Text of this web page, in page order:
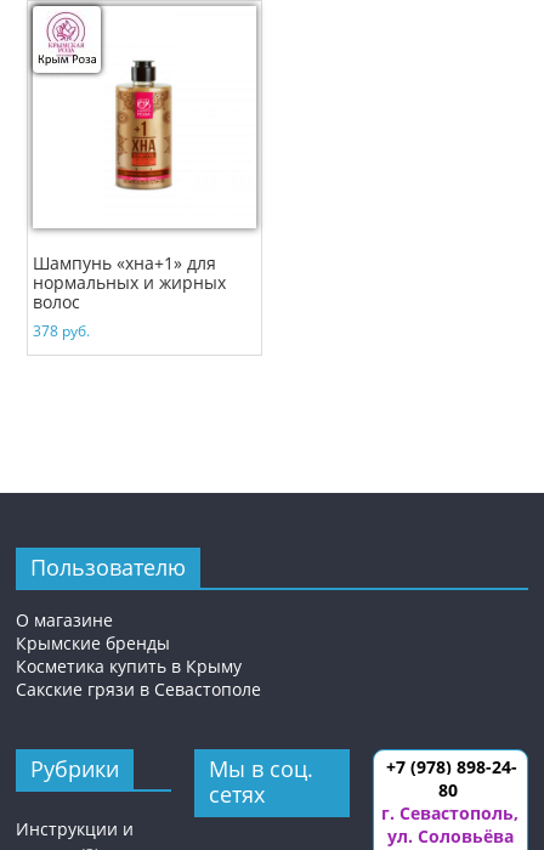
Шампунь «хна+1» для
нормальных и жирных
волос
378 руб.
Пользователю
О магазине
Крымские бренды
Косметика купить в Крыму
Сакские грязи в Севастополе
Рубрики
Инструкции и
Мы в соц.
сетях
+7 (978) 898-24-
80
г. Севастополь,
ул. Соловьёва